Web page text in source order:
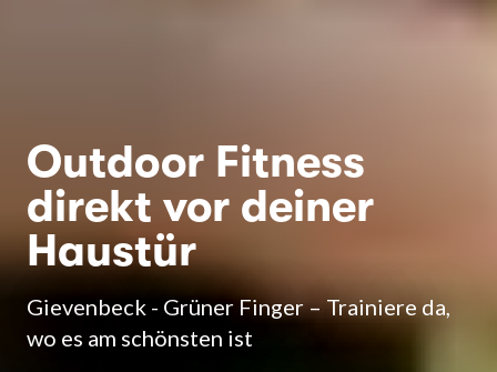
Outdoor Fitness
direkt vor deiner
Haustür
Gievenbeck - Grüner Finger – Trainiere da,
wo es am schönsten ist